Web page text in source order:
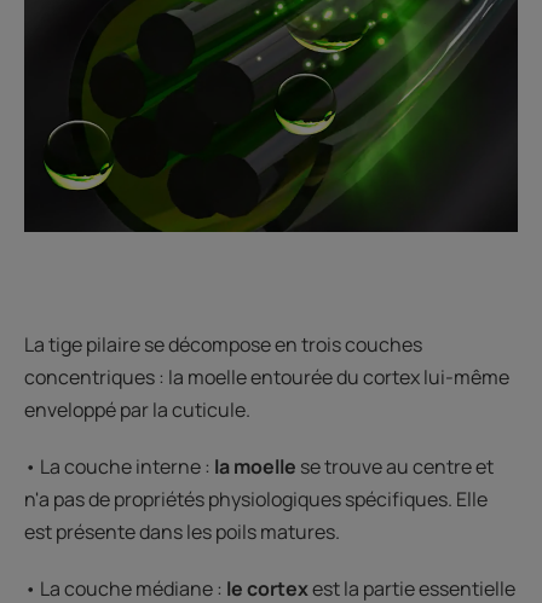
La tige pilaire se décompose en trois couches
concentriques : la moelle entourée du cortex lui-même
enveloppé par la cuticule.
• La couche interne : la moelle se trouve au centre et
n'a pas de propriétés physiologiques spécifiques. Elle
est présente dans les poils matures.
• La couche médiane : le cortexest la partie essentielle